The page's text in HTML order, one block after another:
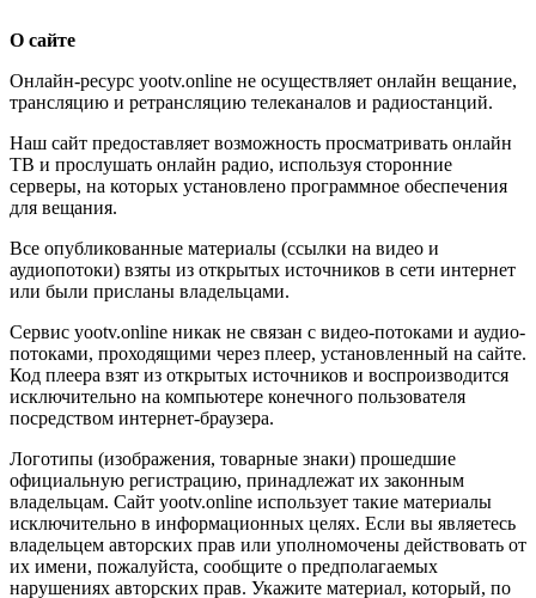
О сайте
Онлайн-ресурс yootv.online не осуществляет онлайн вещание,
трансляцию и ретрансляцию телеканалов и радиостанций.
Наш сайт предоставляет возможность просматривать онлайн
ТВ и прослушать онлайн радио, используя сторонние
серверы, на которых установлено программное обеспечения
для вещания.
Все опубликованные материалы (ссылки на видео и
аудиопотоки) взяты из открытых источников в сети интернет
или были присланы владельцами.
Сервис yootv.online никак не связан с видео-потоками и аудио-
потоками, проходящими через плеер, установленный на сайте.
Код плеера взят из открытых источников и воспроизводится
исключительно на компьютере конечного пользователя
посредством интернет-браузера.
Логотипы (изображения, товарные знаки) прошедшие
официальную регистрацию, принадлежат их законным
владельцам. Сайт yootv.online использует такие материалы
исключительно в информационных целях. Если вы являетесь
владельцем авторских прав или уполномочены действовать от
их имени, пожалуйста, сообщите о предполагаемых
нарушениях авторских прав. Укажите материал, который, по